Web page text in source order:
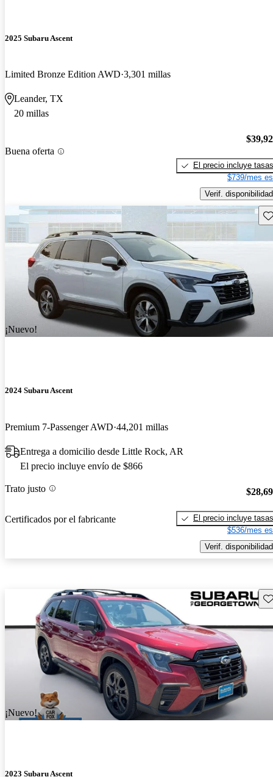
2025 Subaru Ascent
Limited Bronze Edition AWD 3,301 millas
Leander, TX
20 millas
Buena oferta
El precio incluye tasas
$739/mes
Verif. disponibilidad
¡Nuevo!
2024 Subaru Ascent
Premium 7-Passenger AWD 44,201 millas
Entrega a domicilio desde Little Rock, AR
El precio incluye envío de $866
Trato justo
Certificados por el fabricante
El precio incluye tasas
$536/mes
Verif. disponibilidad
¡Nuevo!
2023 Subaru Ascent